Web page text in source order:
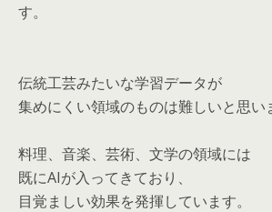
す。
伝統工芸みたいな学習データが
集めにくい領域のものは難しいと思い
料理、音楽、芸術、文学の領域には
既にAIが入ってきており、
目覚ましい効果を発揮しています。